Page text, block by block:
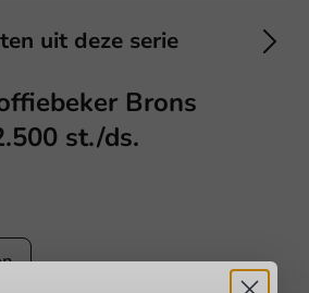
uit deze serie
Brons
st./ds.